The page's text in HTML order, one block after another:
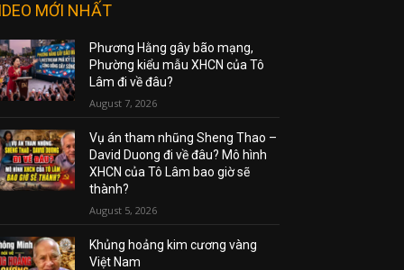
MỚI NHẤT
Phương Hằng gây bão mạng,
Phường kiểu mẫu XHCN của Tô
Lâm đi về đâu?
August 7, 2026
Vụ án tham nhũng Sheng Thao –
David Duong đi về đâu? Mô hình
XHCN của Tô Lâm bao giờ sẽ
thành?
August 5, 2026
Khủng hoảng kim cương vàng
Việt Nam